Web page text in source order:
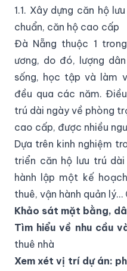
1.1. Xây dựng căn hộ
chuẩn, căn hộ cao cấp
Đà Nẵng thuộc 1
ương, do đó, lượng
sống, học tập và làm
đều qua các năm.
trú dài ngày về phòng
cao cấp, được nhiều
Dựa trên kinh nghiệm
triển căn hộ lưu trú dài
hành lập một kế
thuê, vận hành quản lý…
Khảo sát mặt bằng,
Tìm hiểu về nhu cầu
thuê nhà
Xem xét vị trí dự án: